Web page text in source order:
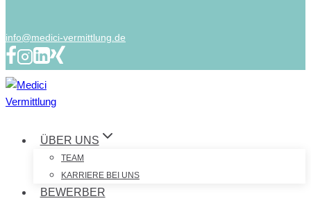
info@medici-vermittlung.de
ÜBER UNS
TEAM
KARRIERE BEI UNS
BEWERBER